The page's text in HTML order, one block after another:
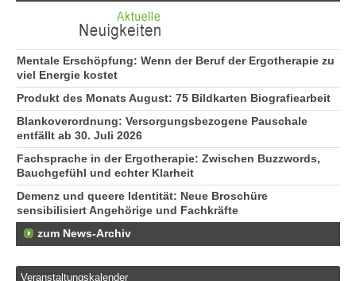
Mentale Erschöpfung: Wenn der Beruf der Ergotherapie zu
viel Energie kostet
Produkt des Monats August: 75 Bildkarten Biografiearbeit
Blankoverordnung: Versorgungsbezogene Pauschale
entfällt ab 30. Juli 2026
Fachsprache in der Ergotherapie: Zwischen Buzzwords,
Bauchgefühl und echter Klarheit
Demenz und queere Identität: Neue Broschüre
sensibilisiert Angehörige und Fachkräfte
zum News-Archiv
Veranstaltungskalender